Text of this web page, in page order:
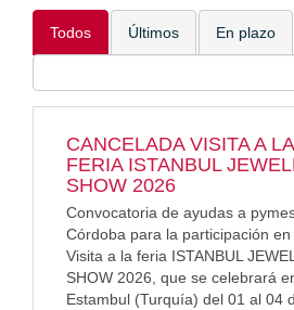
Todos Últimos En plazo
CANCELADA VISITA A LA
FERIA ISTANBUL
SHOW 2026
Convocatoria de ayudas a
Córdoba para la participación en
Visita a la feria ISTANBUL
SHOW 2026, que se celebrará
Estambul (Turquía) del 01 al 04